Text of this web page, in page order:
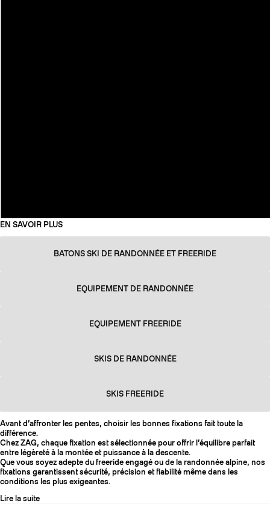
EN SAVOIR PLUS
BATONS SKI DE RANDONNÉE ET FREERIDE
EQUIPEMENT DE RANDONNÉE
EQUIPEMENT FREERIDE
SKIS DE RANDONNÉE
SKIS FREERIDE
Avant d’affronter les pentes, choisir les bonnes fixations fait toute la
différence.
Chez ZAG, chaque fixation est sélectionnée pour offrir l’équilibre parfait
entre légèreté à la montée et puissance à la descente.
Que vous soyez adepte du freeride engagé ou de la randonnée alpine, nos
fixations garantissent sécurité, précision et fiabilité même dans les
conditions les plus exigeantes.
Lire la suite